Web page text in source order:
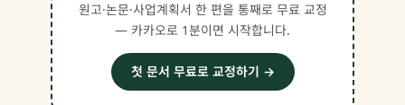
원고·논문·사업계획서 한 편을 통째로 무료 교정
— 카카오로 1분이면 시작합니다.
첫 문서 무료로 교정하기 →